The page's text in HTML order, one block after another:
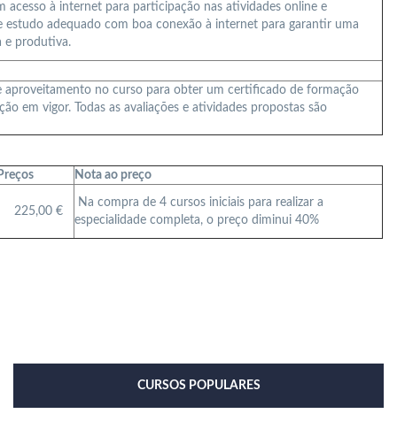
à internet para participação nas atividades online e
estudo adequado com boa conexão à internet para garantir uma
e produtiva.
aproveitamento no curso para obter um certificado de formação
em vigor. Todas as avaliações e atividades propostas são
Nota ao preço
€
Na compra de 4 cursos iniciais para realizar a
especialidade completa, o preço diminui 40%
CURSOS POPULARES